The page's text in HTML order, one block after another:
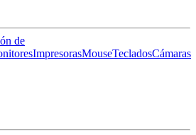
de
ImpresorasMouseTecladosCámaras